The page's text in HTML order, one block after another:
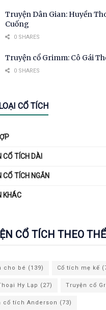
Truyện Dân Gian: Huyền
Cuống
0 SHARES
Truyện cổ Grimm: Cô Gái
0 SHARES
CỔ TÍCH
CỔ TÍCH DÀI
CỔ TÍCH NGẮN
KHÁC
CỔ TÍCH THEO
cho bé (139) Cổ tích mẹ kế
Hy Lạp (27) Truyện cổ
cổ tích Anderson (73)